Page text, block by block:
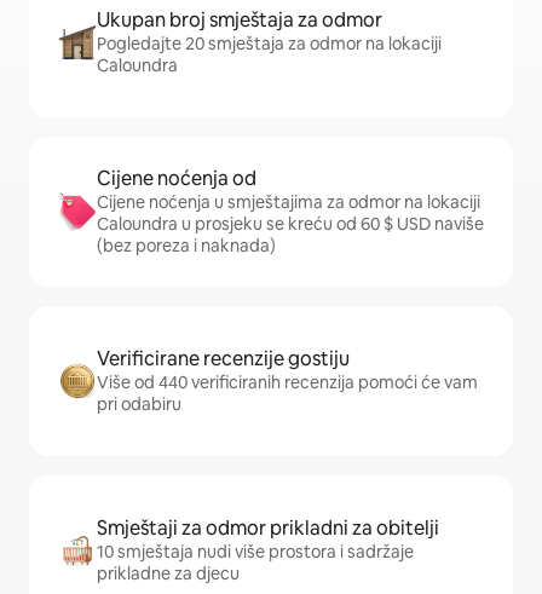
Ukupan broj smještaja za odmor
Pogledajte 20 smještaja za odmor na lokaciji
Caloundra
Cijene noćenja od
Cijene noćenja u smještajima za odmor na lokaciji
Caloundra u prosjeku se kreću od 60 $ USD naviše
(bez poreza i naknada)
Verificirane recenzije gostiju
Više od 440 verificiranih recenzija pomoći će vam
pri odabiru
Smještaji za odmor prikladni za obitelji
10 smještaja nudi više prostora i sadržaje
prikladne za djecu